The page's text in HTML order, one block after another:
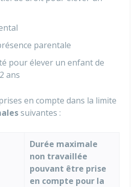
parentale
pour élever un enfant de
ans
en compte dans la limite
suivantes :
Durée maximale
non travaillée
pouvant être prise
en compte pour la